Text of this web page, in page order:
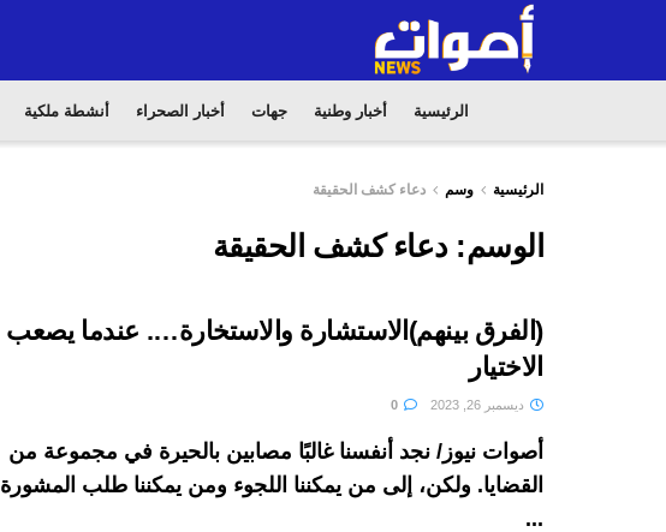
الرئيسية أخبار وطنية جهات أخبار الصحراء أنشطة ملكية
الرئيسية وسم دعاء كشف الحقيقة
الوسم:دعاء كشف الحقيقة
(الفرق بينهم)الاستشارة والاستخارة…. عندما يصعب
الاختيار
ديسمبر 26, 2023
أصوات نيوز/ نجد أنفسنا غالبًا مصابين بالحيرة في مجموعة من
القضايا. ولكن، إلى من يمكننا اللجوء ومن يمكننا طلب المشورة
...